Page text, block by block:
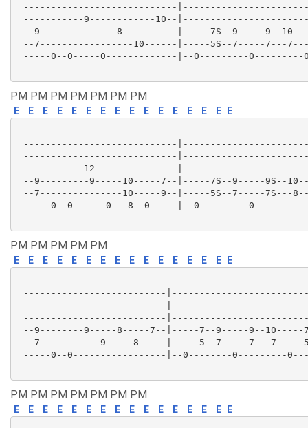
----------------------------
-----------9------------10--
--9--------------8----------|-----7S--9-----9--
--7-----------------10------|-----5S--7-----7---
-----0--0-----0-------------|--0---------0---------
PM PM PM PM PM PM PM
E E E E E E E E E E E E E E E E
----------------------------
----------------------------
-----------12---------------
--9---------9-----10-----7--|-----7S--9-----9S--
--7---------------10-----9--|-----5S--7-----7S---
-----0--0------0---8--0-----|--0---------
PM PM PM PM PM
E E E E E E E E E E E E E E E E
--------------------------
--------------------------
--------------------------
--9--------9-----8-----7--|-----7--9-----9--10-----
--7-----------9-----8-----|-----5--7-----7---7-----
-----0--0-----------------|--0--------0---------
PM PM PM PM PM PM PM
E E E E E E E E E E E E E E E E